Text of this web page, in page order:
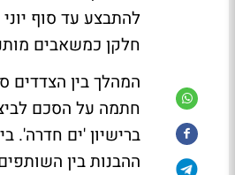
חלקן כמשאבים
המהלך בין הצדדים
חתמה על הסכם
ברישיון 'ים חדרה'.
ההבנות בין